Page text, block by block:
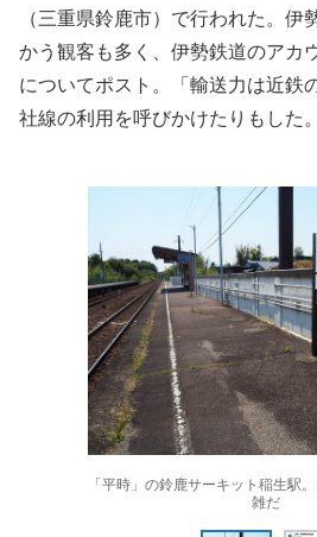
（三重県鈴鹿市）で行われた。伊
かう観客も多く、伊勢鉄道のアカ
についてポスト。「輸送力は近鉄
社線の利用を呼びかけたりもした。
「平時」の鈴鹿サーキット稲生駅
雑だ